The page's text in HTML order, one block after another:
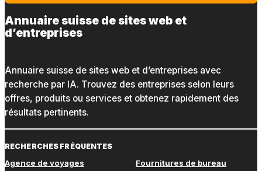
Annuaire suisse de sites web et
d’entreprises
Annuaire suisse de sites web et d’entreprises avec
recherche par IA. Trouvez des entreprises selon leurs
offres, produits ou services et obtenez rapidement des
résultats pertinents.
RECHERCHES FRÉQUENTES
Agence de voyages
Fournitures de bureau